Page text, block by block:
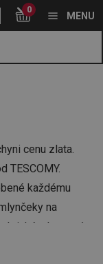
0
MENU
cenu zlata.
TESCOMY.
každému
na
ale stanú